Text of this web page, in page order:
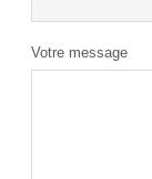
Votre message